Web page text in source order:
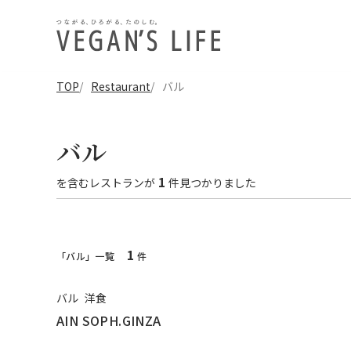
TOP Restaurant バル
バル
を含む レストランが 1 件見つかりました
「バル」一覧 1 件
バル 洋食
AIN SOPH.GINZA